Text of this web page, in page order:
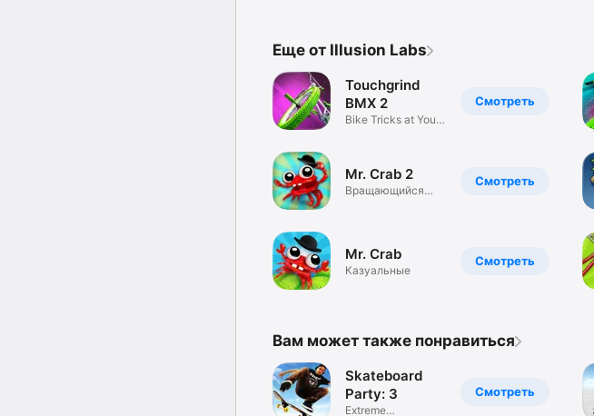
Еще от Illusion Labs
Смотреть
Touchgrind
BMX 2
Bike Tricks at Your
Смотреть
Mr. Crab 2
Вращающийся
Смотреть
Mr. Crab
Казуальные
Вам может также понравиться
Смотреть
Skateboard
Party: 3
Extreme